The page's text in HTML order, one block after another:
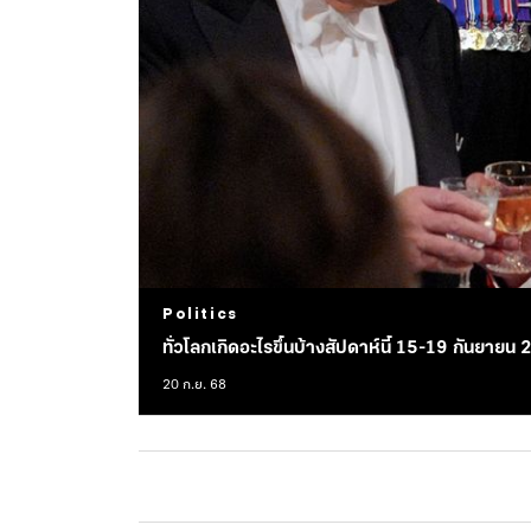
Politics
ทั่วโลกเกิดอะไรขึ้นบ้างสัปดาห์นี้ 15-19 กันยายน
20 ก.ย. 68